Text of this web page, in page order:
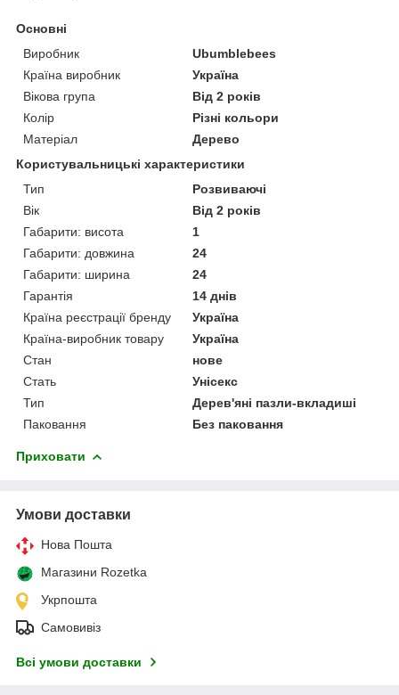
Основні
Виробник
Ubumblebees
Країна виробник
Україна
Вікова група
Від 2 років
Колір
Різні кольори
Матеріал
Дерево
Користувальницькі характеристики
Тип
Розвиваючі
Вік
Від 2 років
Габарити: висота
1
Габарити: довжина
24
Габарити: ширина
24
Гарантія
14 днів
Країна реєстрації бренду
Україна
Країна-виробник товару
Україна
Стан
нове
Стать
Унісекс
Тип
Дерев'яні пазли-вкладиші
Паковання
Без паковання
Приховати
Умови доставки
Нова Пошта
Магазини Rozetka
Укрпошта
Самовивіз
Всі умови доставки